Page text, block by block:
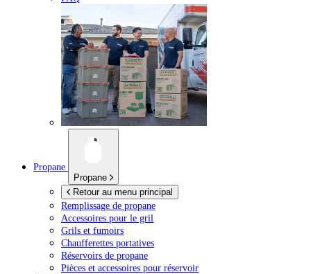
Propane
Propane
Retour au menu principal
Remplissage de propane
Accessoires pour le gril
Grils et fumoirs
Chaufferettes portatives
Réservoirs de propane
Pièces et accessoires pour réservoir